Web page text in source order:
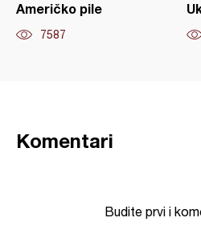
Američko pile
7587
Komentari
Budite prvi i